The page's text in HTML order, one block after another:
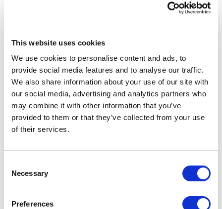
This website uses cookies
We use cookies to personalise content and ads, to
provide social media features and to analyse our traffic.
We also share information about your use of our site with
our social media, advertising and analytics partners who
may combine it with other information that you’ve
provided to them or that they’ve collected from your use
of their services.
Selection
Necessary
Preferences
подтверждение последней транзакции затрачено
14 секунд. Возникает вероятность
Технологии искусственного интеллекта, машинного
обучения и нейронные сети позволяют использовать
системы противодействия мошенничеству, в
которых применены сотни различных алгоритмов.
Они помогают максимально обезопасить
покупателей и не создают никаких неудобств для них.